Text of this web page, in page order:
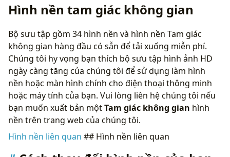
Hình nền tam giác không gian
Bộ sưu tập gồm 34 hình nền và hình nền Tam giác
không gian hàng đầu có sẵn để tải xuống miễn phí.
Chúng tôi hy vọng bạn thích bộ sưu tập hình ảnh HD
ngày càng tăng của chúng tôi để sử dụng làm hình
nền hoặc màn hình chính cho điện thoại thông minh
hoặc máy tính của bạn. Vui lòng liên hệ chúng tôi nếu
bạn muốn xuất bản mộtTam giác không gian hình
nền trên trang web của chúng tôi.
Hình nền liên quan ## Hình nền liên quan